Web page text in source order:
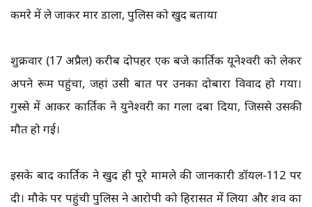
कमरे में ले जाकर मार डाला, पुलिस को खुद बताया
शुक्रवार (17 अप्रैल) करीब दोपहर एक बजे कार्तिक यूनेश्वरी को लेकर
अपने रूम पहुंचा, जहां उसी बात पर उनका दोबारा विवाद हो गया।
गुस्से में आकर कार्तिक ने युनेश्वरी का गला दबा दिया, जिससे उसकी
मौत हो गई।
इसके बाद कार्तिक ने खुद ही पूरे मामले की जानकारी डॉयल-112 पर
दी। मौके पर पहुंची पुलिस ने आरोपी को हिरासत में लिया और शव का